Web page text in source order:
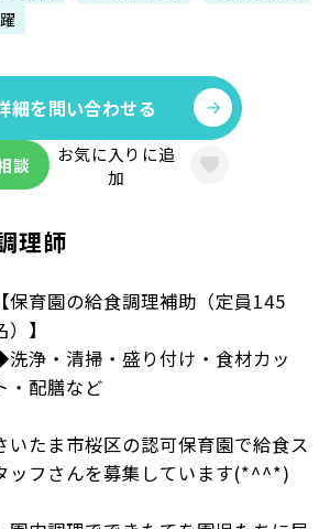
細を問い合わせる
談
お気に入りに追
加
理師
【保育園の給食調理補助（定員145
）】
浄・清掃・盛り付け・食材カッ
・配膳など
いたま市桜区の認可保育園で給食ス
ッフさんを募集しています(*^^*)